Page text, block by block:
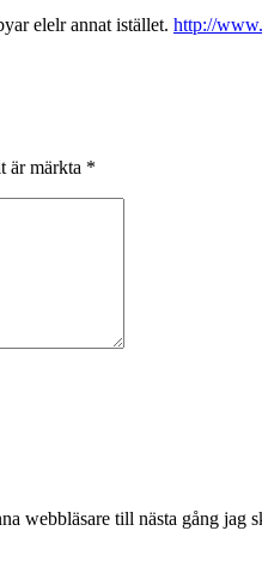
elelr annat istället. http://
är märkta *
webbläsare till nästa gång jag